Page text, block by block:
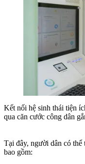
Kết nối hệ sinh thái tiện
qua căn cước công dân
Tại đây, người dân có
bao gồm: